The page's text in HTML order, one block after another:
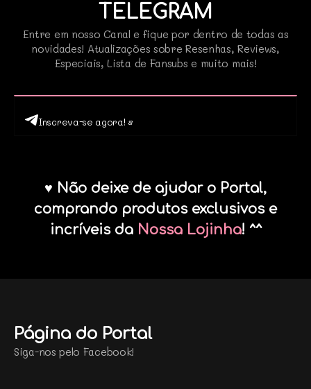
TELEGRAM
Entre em nosso Canal e fique por dentro de todas as
novidades! Atualizações sobre Resenhas, Reviews,
Especiais, Lista de Fansubs e muito mais!
Inscreva-se agora! •
♥ Não deixe de ajudar o Portal,
comprando produtos exclusivos e
incríveis da Nossa Lojinha! ^^
Página do Portal
Siga-nos pelo Facebook!